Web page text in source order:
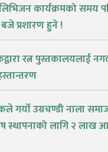
कार्यक्रमको समय
प्रशारण हुने !
रत्न पुस्तकालयलाई
उग्रचण्डी नाला
स्थापनाको लागि २ लाख